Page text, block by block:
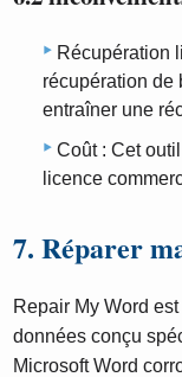
Récupération
récupération de
entraîner une
Coût : Cet
licence
7. Réparer
Repair My Word
données conçu
Microsoft Word